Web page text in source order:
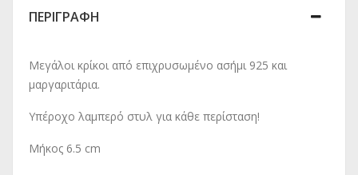
ΠΕΡΙΓΡΑΦΉ
Μεγάλοι κρίκοι από επιχρυσωμένο ασήμι 925 και
μαργαριτάρια.
Υπέροχο λαμπερό στυλ για κάθε περίσταση!
Μήκος 6.5 cm